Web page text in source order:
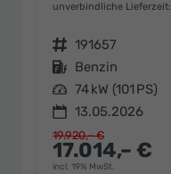
unverbindliche Lieferzeit:
Fahrzeugnr. 191657
Kraftstoff Benzin
Leistung 74 kW (101 PS)
13.05.2026
17.014,– €
incl. 19% MwSt.
19.920,– €